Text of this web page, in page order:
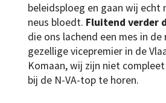
beleidsploeg en gaan wij echt
neus bloedt. Fluitend verder
die ons lachend een mes in
gezellige vicepremier in de
Komaan, wij zijn niet compleet
bij de N-VA-top te horen.